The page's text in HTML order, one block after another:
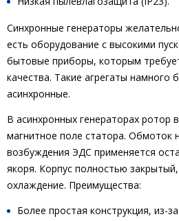
Синхронные генераторы
есть оборудование с высокими
бытовые приборы, которым
качества. Такие агрегаты намного
асинхронные.
В асинхронных генераторах ротор
магнитное поле статора. Обмоток
возбуждения ЭДС применяется
якоря. Корпус полностью закрытый,
охлаждение. Преимущества:
Более простая конструкция, из-